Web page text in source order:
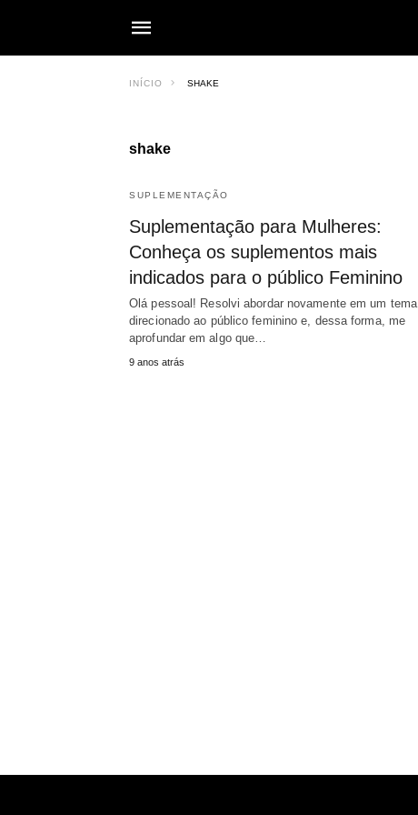
INÍCIO SHAKE
shake
SUPLEMENTAÇÃO
Suplementação para Mulheres:
Conheça os suplementos mais
indicados para o público Feminino
Olá pessoal! Resolvi abordar novamente em um tema
direcionado ao público feminino e, dessa forma, me
aprofundar em algo que…
9 anos atrás